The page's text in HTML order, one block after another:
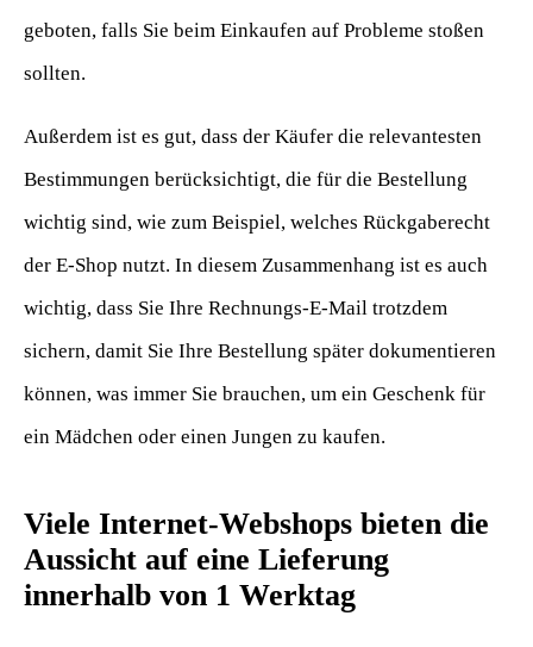
geboten, falls Sie beim Einkaufen auf Probleme stoßen
sollten.
Außerdem ist es gut, dass der Käufer die relevantesten
Bestimmungen berücksichtigt, die für die Bestellung
wichtig sind, wie zum Beispiel, welches Rückgaberecht
der E-Shop nutzt. In diesem Zusammenhang ist es auch
wichtig, dass Sie Ihre Rechnungs-E-Mail trotzdem
sichern, damit Sie Ihre Bestellung später dokumentieren
können, was immer Sie brauchen, um ein Geschenk für
ein Mädchen oder einen Jungen zu kaufen.
Viele Internet-Webshops bieten die
Aussicht auf eine Lieferung
innerhalb von 1 Werktag